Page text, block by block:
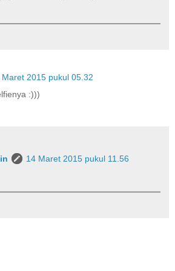
Maret 2015 pukul 05.32
:)))
14 Maret 2015 pukul 11.56